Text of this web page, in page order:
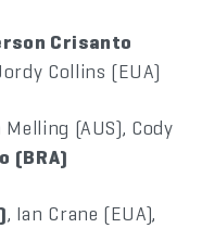
Crisanto
Collins (EUA)
Melling (AUS), Cody
(BRA)
, Ian Crane (EUA),